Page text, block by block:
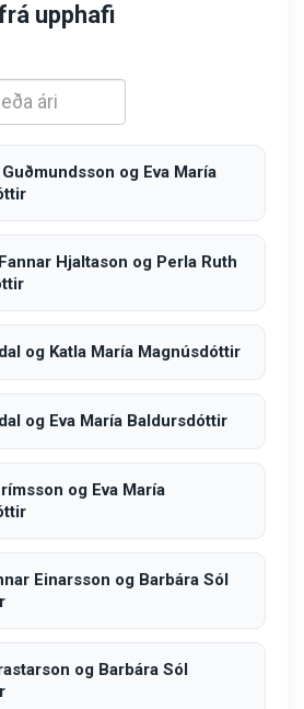
upphafi
og Eva María
Hjaltason og Perla Ruth
og Katla María Magnúsdóttir
og Eva María Baldursdóttir
og Eva María
Einarsson og Barbára Sól
og Barbára Sól